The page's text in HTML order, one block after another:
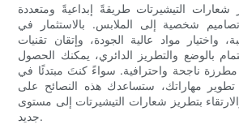
شعارات التيشيرتات طريقةً إبداعيةً ومتعددة
شخصية إلى الملابس. بالاستثمار في
واختيار مواد عالية الجودة، وإتقان تقنيات
بالوضع والتطريز الدائري، يمكنك الحصول
ناجحة واحترافية. سواءً كنتَ مبتدئًا في
تطوير مهاراتك، ستساعدك هذه النصائح على
بتطريز شعارات التيشيرتات إلى مستوى
جديد.